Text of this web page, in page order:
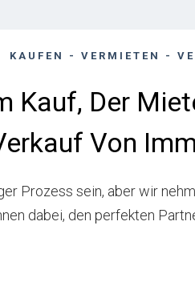
KAUFEN - VERMIETEN -
Kauf, Der
Von
Prozess sein, aber wir
dabei, den perfekten